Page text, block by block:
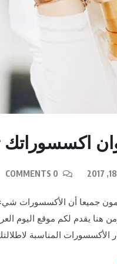
اكسسوراتك
جميعا أن الأكسسورات
ومن هنا يقدم لكم موقع
المناسبة لاطلالتك واناقتك : 1- لابد من